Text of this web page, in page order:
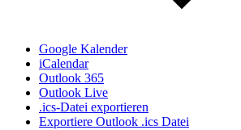
Google Kalender
iCalendar
Outlook 365
Outlook Live
.ics-Datei exportieren
Exportiere Outlook .ics Datei